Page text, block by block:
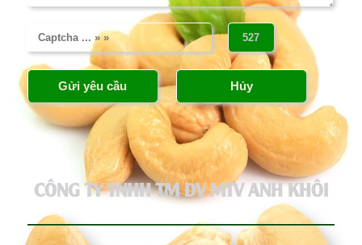
CÔNG TY TNHH TM DV MTV ANH KHÔI